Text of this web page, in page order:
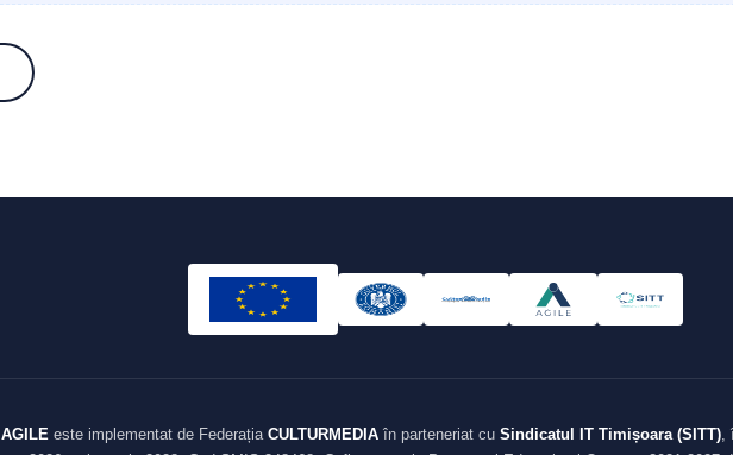
AGILEeste implementat de Federația CULTURMEDIAîn parteneriat cu Sindicatul IT Timișoara (SITT),
2026 — ianuarie 2028. Cod SMIS 348468. Cofinanțat prin Programul Educație și Ocupare 2021-2027